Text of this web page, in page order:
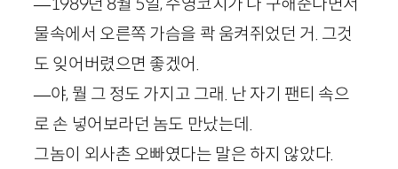
물속에서 오른쪽 가슴을 콱 움켜쥐었던 거. 그것
도 잊어버렸으면 좋겠어.
—야, 뭘 그 정도 가지고 그래. 난 자기 팬티 속으
로 손 넣어보라던 놈도 만났는데.
그놈이 외사촌 오빠였다는 말은 하지 않았다.